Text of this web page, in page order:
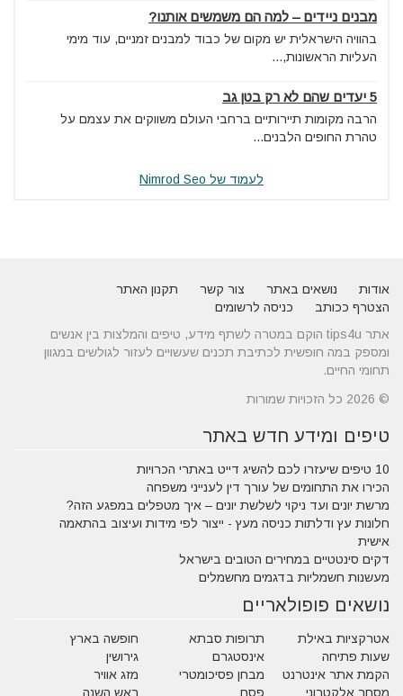
מבנים ניידים – למה הם משמשים אותנו?
בהוויה הישראלית יש מקום של כבוד למבנים זמניים, עוד מימי
העליות הראשונות,...
5 יעדים שהם לא רק בטן גב
הרבה מקומות תיירותיים ברחבי העולם משווקים את עצמם על
טהרת החופים הלבנים...
לעמוד של Nimrod Seo
אודות נושאים באתר צור קשר
תקנון האתר
הצטרף ככותב
כניסה לרשומים
אתר tips4u הוקם במטרה לשתף מידע, טיפים והמלצות בין אנשים
ומספק במה חופשית לכתיבת תכנים שעשויים לעזור לגולשים במגוון
תחומי החיים.
© 2026 כל הזכויות שמורות
טיפים ומידע חדש באתר
10 טיפים שיעזרו לכם להשיג דייט באתרי הכרויות
הכירו את התחומים של עורך דין לענייני משפחה
מרשת יונים ועד ניקוי לשלשת יונים – איך מטפלים במפגע הזה?
חלונות עץ ודלתות כניסה מעץ - ייצור לפי מידות ועיצוב בהתאמה
אישית
דקים סינטטיים במחירים הטובים בישראל
מעשנות חשמליות בדגמים מחשמלים
נושאים פופולאריים
אטרקציות באילת תרופות סבתא
חופשה בארץ
שעות פתיחה
אינסטגרם
גירושין
הקמת אתר אינטרנט
מבחן פסיכומטרי
מזג אוויר
מסחר אלקטרוני
פסח ראש השנה